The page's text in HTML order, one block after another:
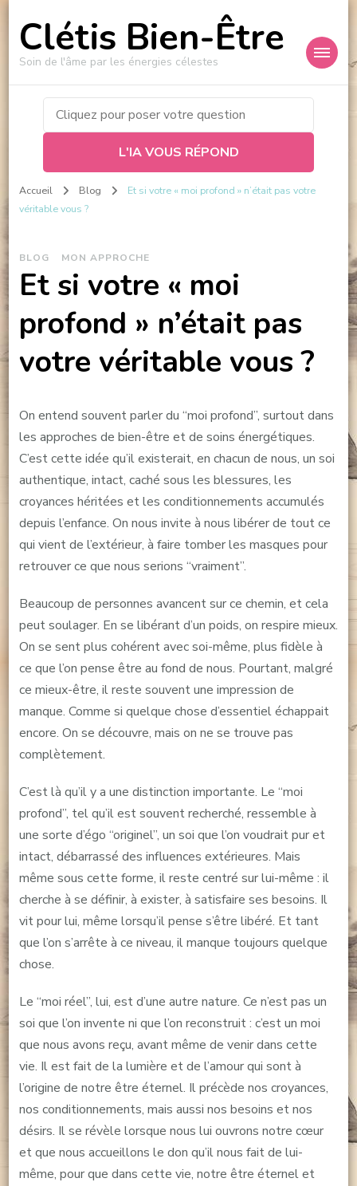
Clétis Bien-Être
Soin de l'âme par les énergies célestes
L'IA VOUS RÉPOND
Accueil Blog
Et si votre « moi profond » n’était pas votre
véritable vous ?
BLOG MON APPROCHE
Et si votre « moi
profond » n’était pas
votre véritable vous ?
On entend souvent parler du “moi profond”, surtout dans
les approches de bien-être et de soins énergétiques.
C’est cette idée qu’il existerait, en chacun de nous, un soi
authentique, intact, caché sous les blessures, les
croyances héritées et les conditionnements accumulés
depuis l’enfance. On nous invite à nous libérer de tout ce
qui vient de l’extérieur, à faire tomber les masques pour
retrouver ce que nous serions “vraiment”.
Beaucoup de personnes avancent sur ce chemin, et cela
peut soulager. En se libérant d’un poids, on respire mieux.
On se sent plus cohérent avec soi-même, plus fidèle à
ce que l’on pense être au fond de nous. Pourtant, malgré
ce mieux-être, il reste souvent une impression de
manque. Comme si quelque chose d’essentiel échappait
encore. On se découvre, mais on ne se trouve pas
complètement.
C’est là qu’il y a une distinction importante. Le “moi
profond”, tel qu’il est souvent recherché, ressemble à
une sorte d’égo “originel”, un soi que l’on voudrait pur et
intact, débarrassé des influences extérieures. Mais
même sous cette forme, il reste centré sur lui-même : il
cherche à se définir, à exister, à satisfaire ses besoins. Il
vit pour lui, même lorsqu’il pense s’être libéré. Et tant
que l’on s’arrête à ce niveau, il manque toujours quelque
chose.
Le “moi réel”, lui, est d’une autre nature. Ce n’est pas un
soi que l’on invente ni que l’on reconstruit : c’est un moi
que nous avons reçu, avant même de venir dans cette
vie. Il est fait de la lumière et de l’amour qui sont à
l’origine de notre être éternel. Il précède nos croyances,
nos conditionnements, mais aussi nos besoins et nos
désirs. Il se révèle lorsque nous lui ouvrons notre cœur
et que nous accueillons le don qu’il nous fait de lui-
même, pour que dans cette vie, notre être éternel et